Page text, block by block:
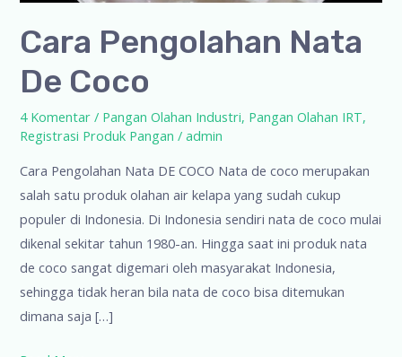
Cara Pengolahan Nata
De Coco
4 Komentar / Pangan Olahan Industri, Pangan Olahan IRT,
Registrasi Produk Pangan /admin
Cara Pengolahan Nata DE COCO Nata de coco merupakan
salah satu produk olahan air kelapa yang sudah cukup
populer di Indonesia. Di Indonesia sendiri nata de coco mulai
dikenal sekitar tahun 1980-an. Hingga saat ini produk nata
de coco sangat digemari oleh masyarakat Indonesia,
sehingga tidak heran bila nata de coco bisa ditemukan
dimana saja […]